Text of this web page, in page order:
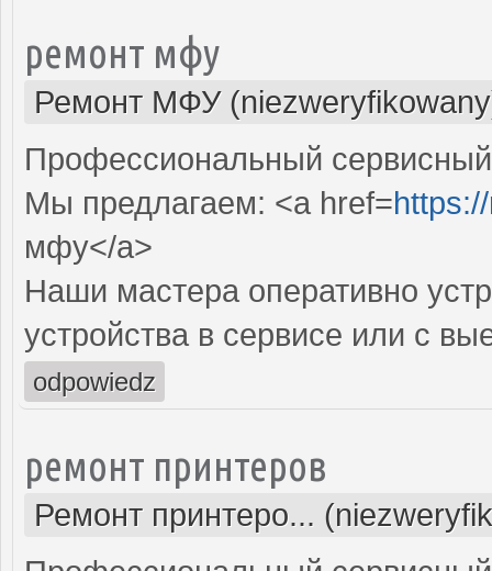
ремонт мфу
Ремонт МФУ
Профессиональный
Мы предлагаем: <a href=
мфу</a>
Наши мастера оперативно
устройства в сервисе или с
odpowiedz
ремонт принтеров
Ремонт принтеро...